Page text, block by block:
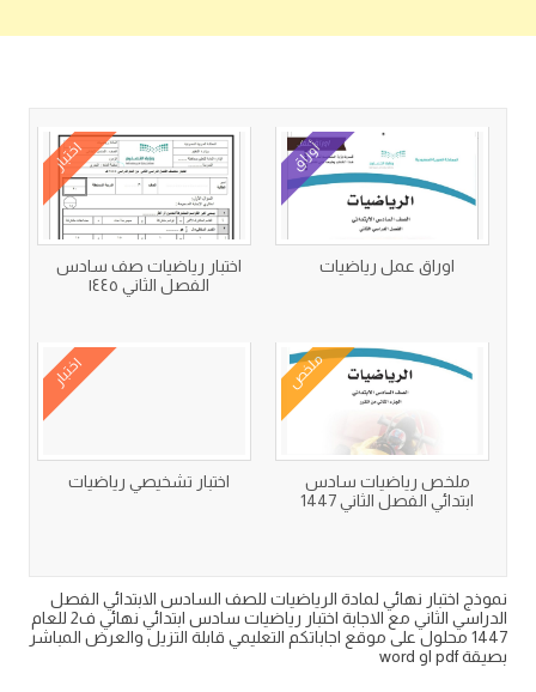
أوراق
اوراق عمل رياضيات
اختبار
اختبار رياضيات صف سادس
الفصل الثاني ١٤٤٥
ملخص
ملخص رياضيات سادس
ابتدائي الفصل الثاني 1447
اختبار
اختبار تشخيصي رياضيات
نموذج اختبار نهائي لمادة الرياضيات للصف السادس الابتدائي الفصل
الدراسي الثاني مع الاجابة اختبار رياضيات سادس ابتدائي نهائي ف2 للعام
1447 محلول على موقع اجاباتكم التعليمي قابلة التزيل والعرض المباشر
بصيقة pdf او word